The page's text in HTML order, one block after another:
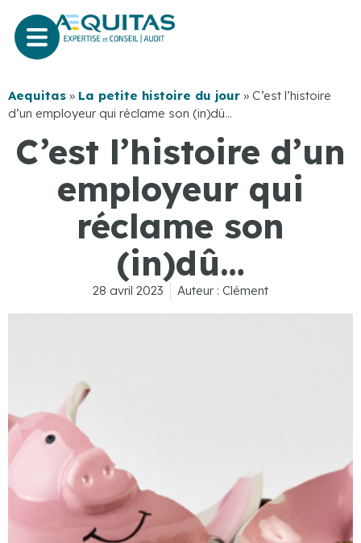
Aequitas » La petite histoire du jour » C’est l’histoire
d’un employeur qui réclame son (in)dû…
C’est l’histoire d’un
employeur qui
réclame son
(in)dû…
28 avril 2023 Auteur : Clément